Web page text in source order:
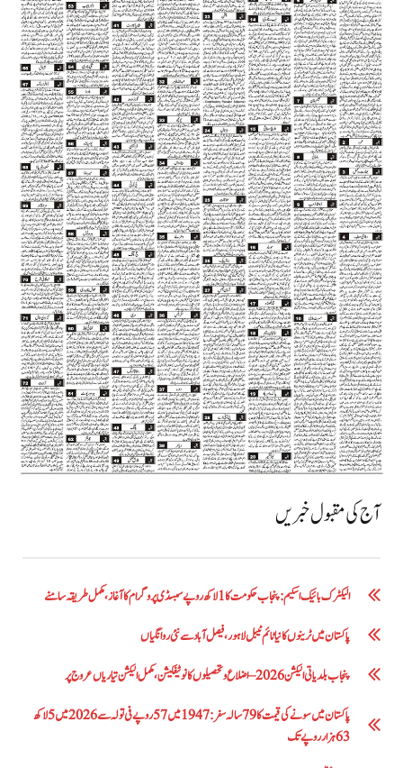
آج کی مقبول خبریں
الیکٹرک بائیک اسکیم: پنجاب حکومت کا1 لاکھ روپے سبسڈی پروگرام کا آغاز ،مکمل طریقہ سامنے
پاکستان میں ٹرینوں کا نیا ٹائم ٹیبل لاہور، فیصل آباد سے نئی روانگیاں
پنجاب بلدیاتی الیکشن 2026 – اضلاع و تحصیلوں کا نوٹیفکیشن، مکمل الیکشن تیاریاں عروج پر
پاکستان میں سونے کی قیمت کا 79 سالہ سفر: 1947 میں 57 روپے فی تولہ سے 2026 میں 5 لاکھ
63 ہزار روپے تک